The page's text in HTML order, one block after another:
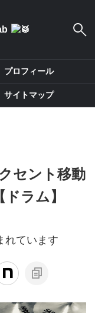
プロフィール
サイトマップ
セント移動
ラム】
れています